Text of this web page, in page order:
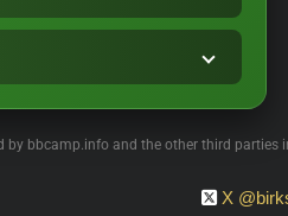
by bbcamp.info and the other third parties
X